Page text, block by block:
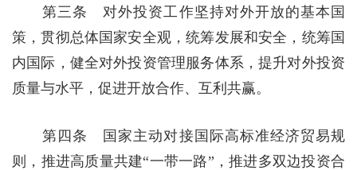
第三条 对外投资工作坚持对外开放的基本国
策，贯彻总体国家安全观，统筹发展和安全，统筹国
内国际，健全对外投资管理服务体系，提升对外投资
质量与水平，促进开放合作、互利共赢。
第四条 国家主动对接国际高标准经济贸易规
则，推进高质量共建“一带一路”，推进多双边投资合